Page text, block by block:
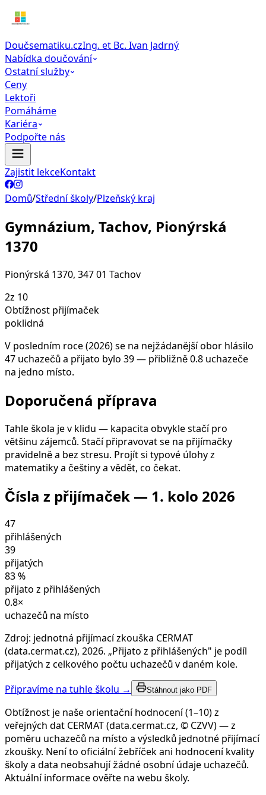
Doučsematiku.czIng. et Bc. Ivan Jadrný
Nabídka doučování
Ostatní služby
Ceny
Lektoři
Pomáháme
Kariéra
Podpořte nás
Zajistit lekceKontakt
Domů/Střední školy/Plzeňský kraj
Gymnázium, Tachov, Pionýrská
1370
Pionýrská 1370, 347 01 Tachov
2z 10
Obtížnost přijímaček
poklidná
V posledním roce (2026) se na nejžádanější obor hlásilo
47 uchazečů a přijato bylo 39 — přibližně 0.8 uchazeče
na jedno místo.
Doporučená příprava
Tahle škola je v klidu — kapacita obvykle stačí pro
většinu zájemců. Stačí připravovat se na přijímačky
pravidelně a bez stresu. Projít si typové úlohy z
matematiky a češtiny a vědět, co čekat.
Čísla z přijímaček — 1. kolo 2026
47
přihlášených
39
přijatých
83%
přijato z přihlášených
0.8×
uchazečů na místo
Zdroj: jednotná přijímací zkouška CERMAT
(data.cermat.cz), 2026. „Přijato z přihlášených" je podíl
přijatých z celkového počtu uchazečů v daném kole.
Připravíme na tuhle školu →
Stáhnout jako PDF
Obtížnost je naše orientační hodnocení (1–10) z
veřejných dat CERMAT (data.cermat.cz, © CZVV) — z
poměru uchazečů na místo a výsledků jednotné přijímací
zkoušky. Není to oficiální žebříček ani hodnocení kvality
školy a data neobsahují žádné osobní údaje uchazečů.
Aktuální informace ověřte na webu školy.